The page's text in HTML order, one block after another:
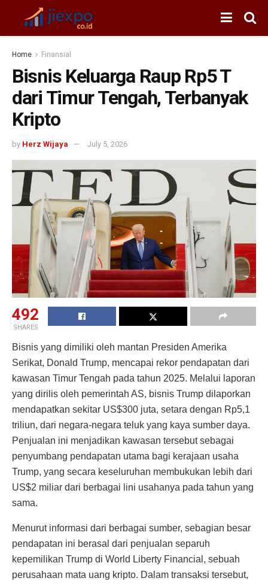
Home Finansial
Bisnis Keluarga Raup Rp5 T
dari Timur Tengah, Terbanyak
Kripto
by Herz Wijaya July 5, 2026
492
SHARES
Bisnis yang dimiliki oleh mantan Presiden Amerika
Serikat, Donald Trump, mencapai rekor pendapatan dari
kawasan Timur Tengah pada tahun 2025. Melalui laporan
yang dirilis oleh pemerintah AS, bisnis Trump dilaporkan
mendapatkan sekitar US$300 juta, setara dengan Rp5,1
triliun, dari negara-negara teluk yang kaya sumber daya.
Penjualan ini menjadikan kawasan tersebut sebagai
penyumbang pendapatan utama bagi kerajaan usaha
Trump, yang secara keseluruhan membukukan lebih dari
US$2 miliar dari berbagai lini usahanya pada tahun yang
sama.
Menurut informasi dari berbagai sumber, sebagian besar
pendapatan ini berasal dari penjualan separuh
kepemilikan Trump di World Liberty Financial, sebuah
perusahaan mata uang kripto. Dalam transaksi tersebut,